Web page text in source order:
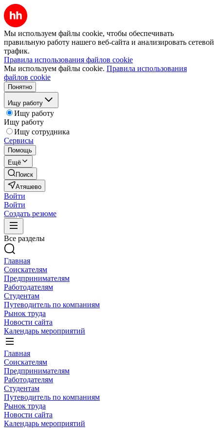
Мы используем файлы cookie, чтобы обеспечивать
правильную работу нашего веб-сайта и анализировать сетевой
трафик.
Правила использования файлов cookie
Мы используем файлы cookie. Правила использования
файлов cookie
Понятно
Ищу работу
Ищу работу
Ищу работу
Ищу сотрудника
Сервисы
Помощь
Ещё
Поиск
Атяшево
Войти
Войти
Создать резюме
Все разделы
Главная
Соискателям
Предпринимателям
Работодателям
Студентам
Путеводитель по компаниям
Рынок труда
Новости сайта
Календарь мероприятий
Главная
Соискателям
Предпринимателям
Работодателям
Студентам
Путеводитель по компаниям
Рынок труда
Новости сайта
Календарь мероприятий